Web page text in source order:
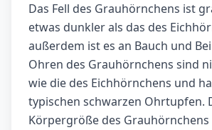
Das Fell des Grauhörnchens ist
etwas dunkler als das des
außerdem ist es an Bauch und
Ohren des Grauhörnchens sind
wie die des Eichhörnchens und
typischen schwarzen Ohrtupfen.
Körpergröße des